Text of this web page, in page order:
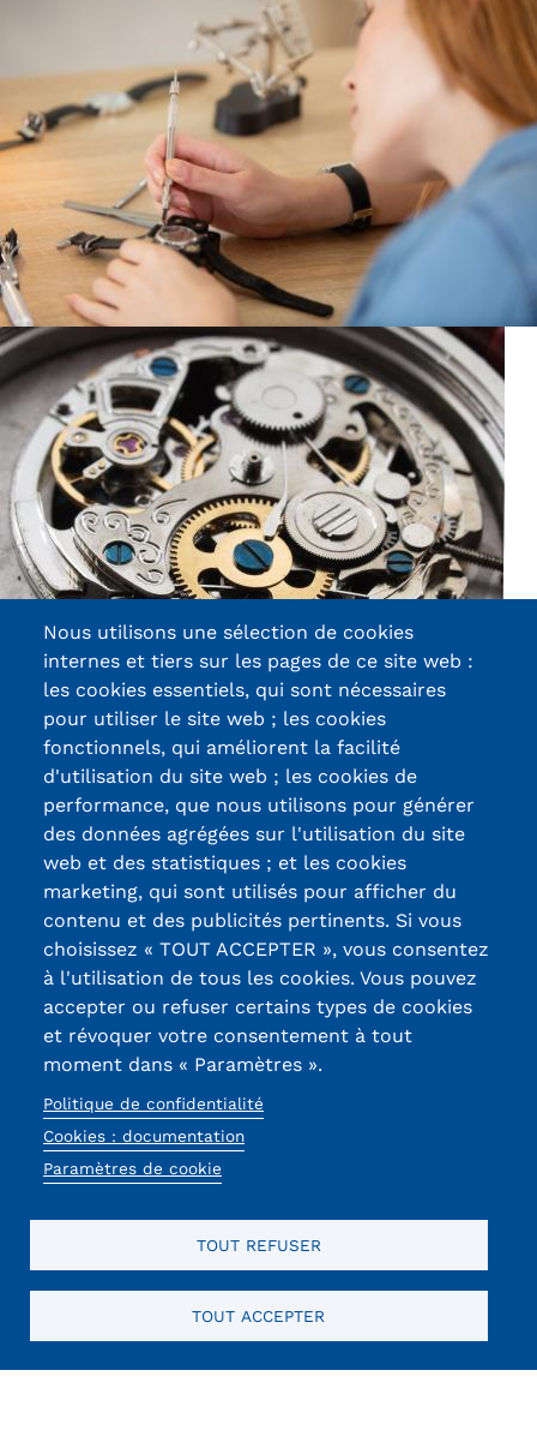
13, Rue Ernest
Thierry-Mieg
90010 BELFORT
03 84 58 33 10
Réseaux
sociaux
Certifications /
Labels qualité
Menu
Nous utilisons une sélection de cookies
internes et tiers sur les pages de ce site web :
les cookies essentiels, qui sont nécessaires
pour utiliser le site web ; les cookies
fonctionnels, qui améliorent la facilité
d'utilisation du site web ; les cookies de
performance, que nous utilisons pour générer
des données agrégées sur l'utilisation du site
web et des statistiques ; et les cookies
marketing, qui sont utilisés pour afficher du
contenu et des publicités pertinents. Si vous
choisissez « TOUT ACCEPTER », vous consentez
à l'utilisation de tous les cookies. Vous pouvez
accepter ou refuser certains types de cookies
et révoquer votre consentement à tout
moment dans « Paramètres ».
Politique de confidentialité
Cookies : documentation
Paramètres de cookie
TOUT REFUSER
TOUT ACCEPTER